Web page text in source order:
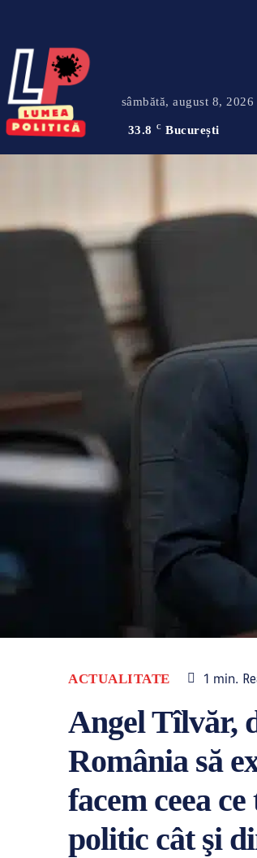
sâmbătă, august 8, 2026
33.8 C București
ACTUALITATE 1 min.
Angel Tîlvăr,
România să
facem ceea
politic cât şi